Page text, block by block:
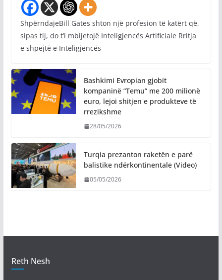
ShpërndajeBill Gates shton një profesion të katërt që,
sipas tij, do t’i mbijetojë Inteligjencës Artificiale Rritja
e shpejtë e Inteligjencës
Bashkimi Evropian gjobit
kompaninë “Temu” me 200 milionë
euro, lejoi shitjen e produkteve të
rrezikshme
28/05/2026
Turqia prezanton raketën e parë
balistike ndërkontinentale (Video)
05/05/2026
Reth Nesh